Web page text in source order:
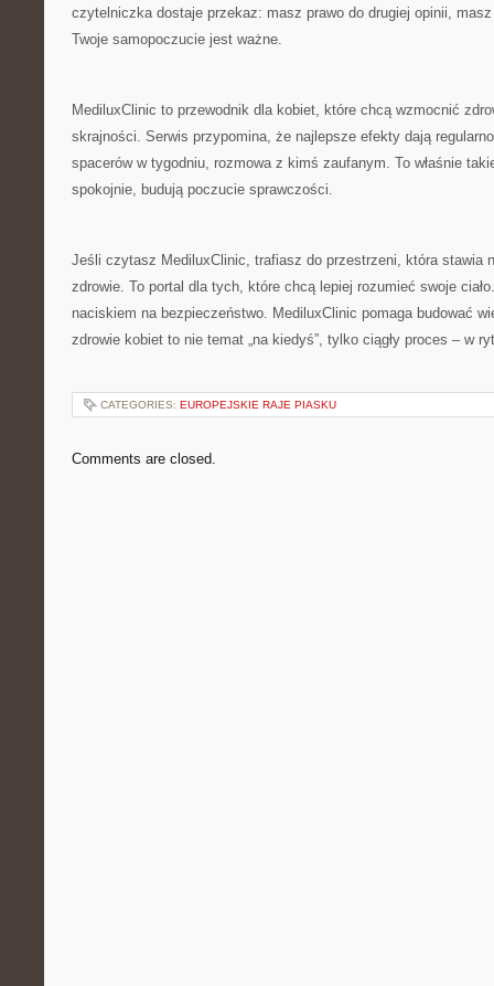
czytelniczka dostaje przekaz: masz prawo do drugiej opinii,
Twoje samopoczucie jest ważne.
MediluxClinic to przewodnik dla kobiet, które chcą wzmocnić
skrajności. Serwis przypomina, że najlepsze efekty dają
spacerów w tygodniu, rozmowa z kimś zaufanym. To właśnie
spokojnie, budują poczucie sprawczości.
Jeśli czytasz MediluxClinic, trafiasz do przestrzeni, która stawia
zdrowie. To portal dla tych, które chcą lepiej rozumieć swoje
naciskiem na bezpieczeństwo. MediluxClinic pomaga budować
zdrowie kobiet to nie temat „na kiedyś”, tylko ciągły proces – w
CATEGORIES: EUROPEJSKIE RAJE PIASKU
Comments are closed.